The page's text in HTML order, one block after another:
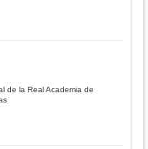
de la Real Academia de